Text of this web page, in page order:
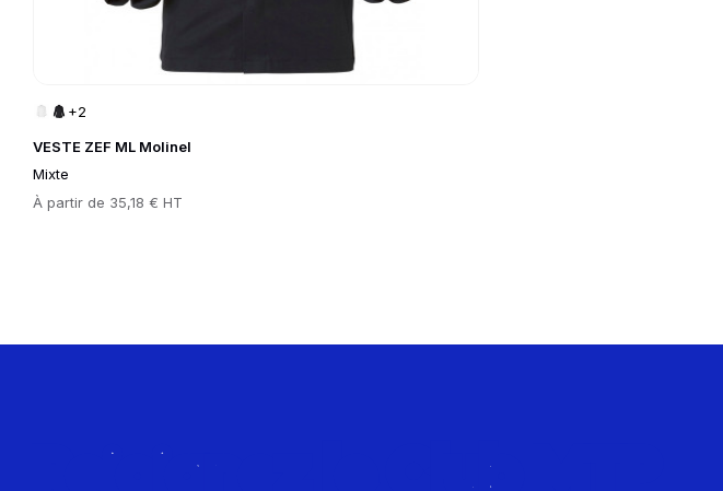
VESTE ZEF ML Molinel
Mixte
Prix
À partir de 35,18 € HT
+2
Rejoignez le Club MTP